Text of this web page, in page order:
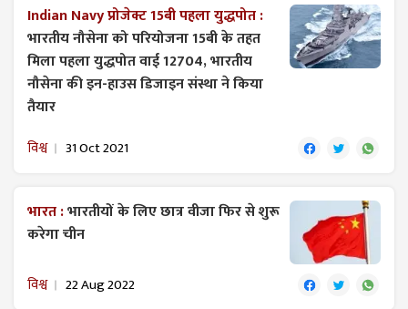
Indian Navy प्रोजेक्ट 15बी पहला युद्धपोत :
भारतीय नौसेना को ​परियोजना 15बी के तहत
मिला पहला युद्धपोत वाई 12704, भारतीय
नौसेना की इन-हाउस डिजाइन संस्था ने किया
तैयार
विश्व 31 Oct 2021
भारत :भारतीयों के लिए छात्र वीजा फिर से शुरू
करेगा चीन
विश्व 22 Aug 2022